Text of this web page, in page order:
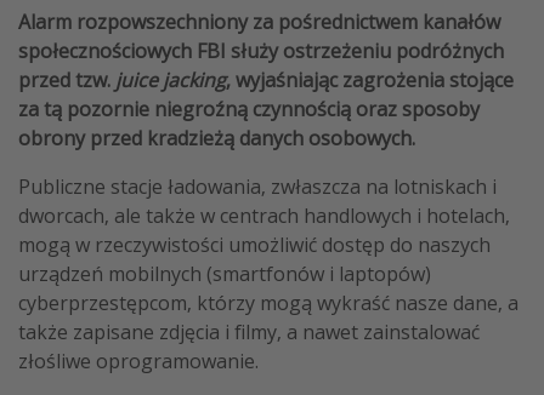
Alarm rozpowszechniony za pośrednictwem kanałów
społecznościowych FBI służy ostrzeżeniu podróżnych
przed tzw. juice jacking, wyjaśniając zagrożenia stojące
za tą pozornie niegroźną czynnością oraz sposoby
obrony przed kradzieżą danych osobowych.
Publiczne stacje ładowania, zwłaszcza na lotniskach i
dworcach, ale także w centrach handlowych i hotelach,
mogą w rzeczywistości umożliwić dostęp do naszych
urządzeń mobilnych (smartfonów i laptopów)
cyberprzestępcom, którzy mogą wykraść nasze dane, a
także zapisane zdjęcia i filmy, a nawet zainstalować
złośliwe oprogramowanie.